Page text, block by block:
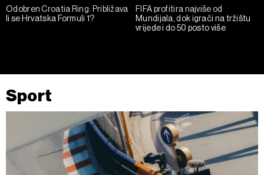
Zajednički voditelji obrade su HD-WIN ARENA SPORT
ažurirati klikom na „Prikaži detalje“. Privolu možete u bilo
kojem trenutku povući bez negativnih posljedica.
Odobren Croatia Ring: Približava
li se Hrvatska Formuli 1?
FIFA profitira najviše od
Mundijala, dok igrači na tržištu
vrijede i do 50 posto više
Sport